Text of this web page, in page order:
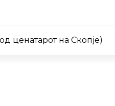
ценатарот на Скопје)